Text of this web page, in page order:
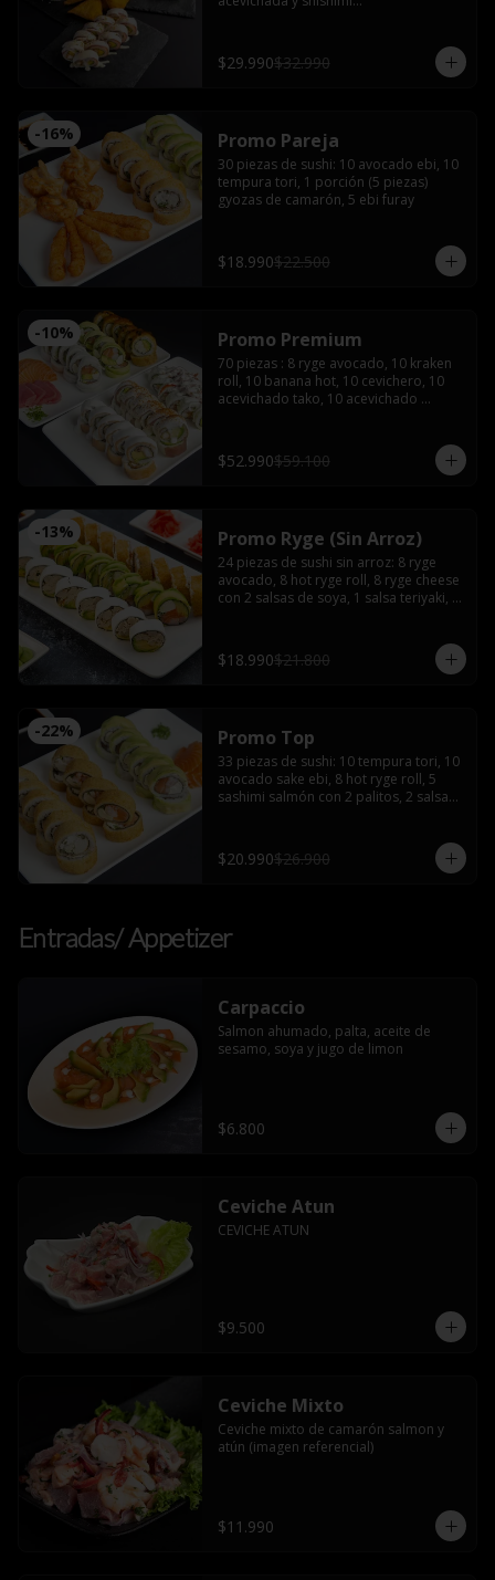
salmón con salsa acevichada.
Acevichado tako: Pulpo furay, palta
$29.990$32.990
-16% Promo Pareja
30 piezas de sushi: 10 avocado ebi, 10
tempura tori, 1 porción (5 piezas)
gyozas de camarón, 5 ebi furay
$18.990$22.500
-10% Promo Premium
70 piezas : 8 ryge avocado, 10 kraken
roll, 10 banana hot, 10 cevichero, 10
acevichado tako, 10 acevichado
de soya, 3 salsas teriyaki 5 palitos, 2
wasabi y 2 jengibre
$52.990$59.100
-13% Promo Ryge (Sin Arroz)
24 piezas de sushi sin arroz: 8 ryge
avocado, 8 hot ryge roll, 8 ryge cheese
con 2 salsas de soya, 1 salsa teriyaki, 2
$18.990$21.800
-22% Promo Top
33 piezas de sushi: 10 tempura tori, 10
avocado sake ebi, 8 hot ryge roll, 5
sashimi salmón con 2 palitos, 2 salsas
$20.990$26.900
Entradas/ Appetizer
Carpaccio
Salmon ahumado, palta, aceite de
sesamo, soya y jugo de limon
$6.800
Ceviche Atun
CEVICHE ATUN
$9.500
Ceviche Mixto
Ceviche mixto de camarón salmon y
atún (imagen referencial)
$11.990